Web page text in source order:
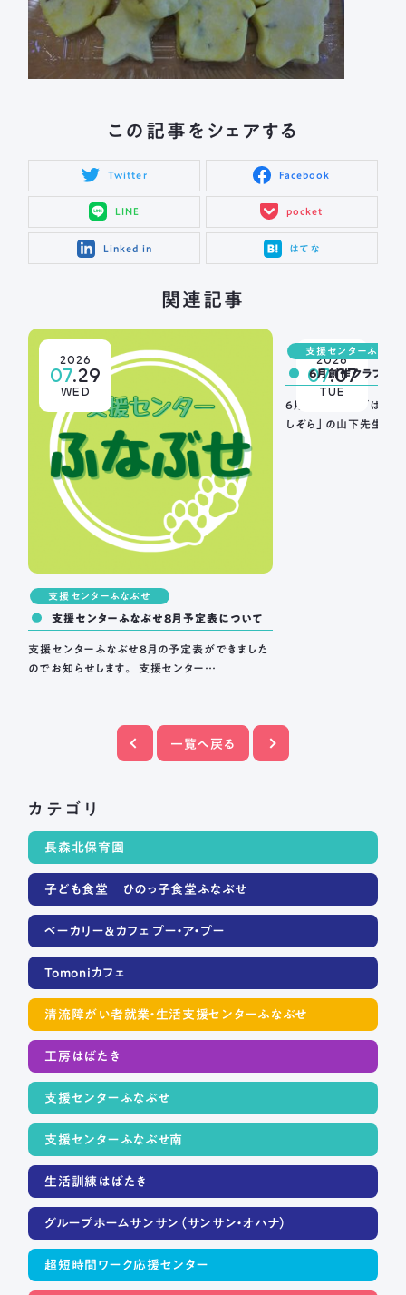
この記事をシェアする
Twitter Facebook
LINE pocket
Linked in はてな
関連記事
2026
07.29
WED
支援センターふなぶせ
支援センターふなぶせ8月予定表について
支援センターふなぶせ8月の予定表ができました
のでお知らせします。 支援センター…
2026
07.07
TUE
支援センターふなぶ
6月創作クラブ（グ
6月の創作クラブは昨
しぞら」の山下先生に
一覧へ戻る
カテゴリ
長森北保育園
子ども食堂 ひのっ子食堂ふなぶせ
ベーカリー＆カフェ プー・ア・プー
Tomoniカフェ
清流障がい者就業・生活支援センターふなぶせ
工房はばたき
支援センターふなぶせ
支援センターふなぶせ南
生活訓練はばたき
グループホームサンサン（サンサン・オハナ）
超短時間ワーク応援センター